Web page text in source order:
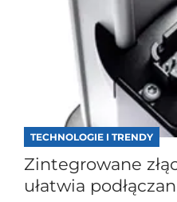
TECHNOLOGIE I TRENDY
Zintegrowane
ułatwia